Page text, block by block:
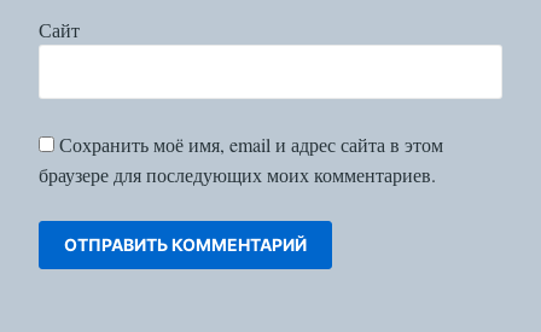
Сайт
Сохранить моё имя, email и адрес сайта в этом
браузере для последующих моих комментариев.